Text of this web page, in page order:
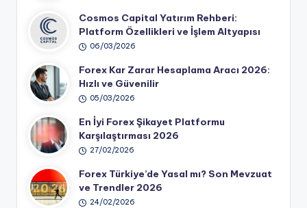
Cosmos Capital Yatırım Rehberi:
Platform Özellikleri ve İşlem Altyapısı
06/03/2026
Forex Kar Zarar Hesaplama Aracı 2026:
Hızlı ve Güvenilir
05/03/2026
En İyi Forex Şikayet Platformu
Karşılaştırması 2026
27/02/2026
Forex Türkiye’de Yasal mı? Son Mevzuat
ve Trendler 2026
24/02/2026